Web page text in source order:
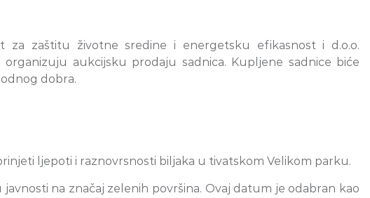
za zaštitu životne sredine i energetsku efikasnost i d.o.o.
aukcijsku prodaju sadnica. Kupljene sadnice biće
dobra.
ljepoti i raznovrsnosti biljaka u tivatskom Velikom parku.
na značaj zelenih površina. Ovaj datum je odabran kao